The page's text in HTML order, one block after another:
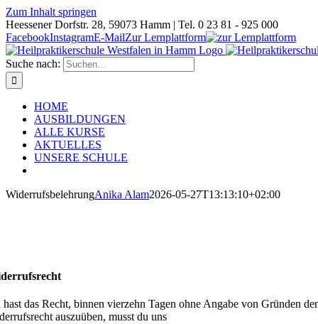
Zum Inhalt springen
Heessener Dorfstr. 28, 59073 Hamm | Tel. 0 23 81 - 925 000
FacebookInstagramE-MailZur Lernplattform
Suche nach:
HOME
AUSBILDUNGEN
ALLE KURSE
AKTUELLES
UNSERE SCHULE
WiderrufsbelehrungAnika Alam2026-05-27T13:13:10+02:00
hast das Recht, binnen vierzehn Tagen ohne Angabe von Gründen
auszuüben, musst du uns